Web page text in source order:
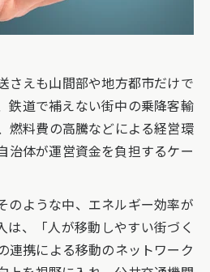
さえも山間部や地方都市だけで
鉄道で補えない街中の乗降客輸
燃料費の高騰などによる経営環
治体が運営資金を負担するケー
のような中、エネルギー効率が
、「人が移動しやすい街づく
連携による移動のネットワーク